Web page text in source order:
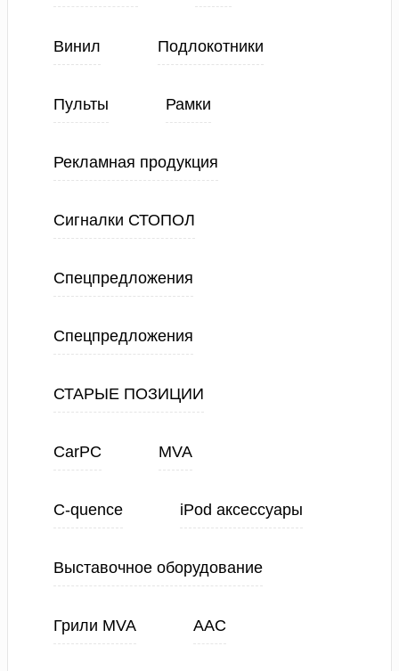
Винил Подлокотники
Пульты Рамки
Рекламная продукция
Сигналки СТОПОЛ
Спецпредложения
Спецпредложения
СТАРЫЕ ПОЗИЦИИ
CarPC MVA
C-quence iPod аксессуары
Выставочное оборудование
Грили MVA ААС